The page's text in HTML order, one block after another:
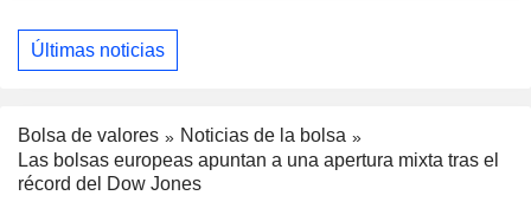
Últimas noticias
Bolsa de valores
Noticias de la bolsa
Las bolsas europeas apuntan a una apertura mixta tras el
récord del Dow Jones